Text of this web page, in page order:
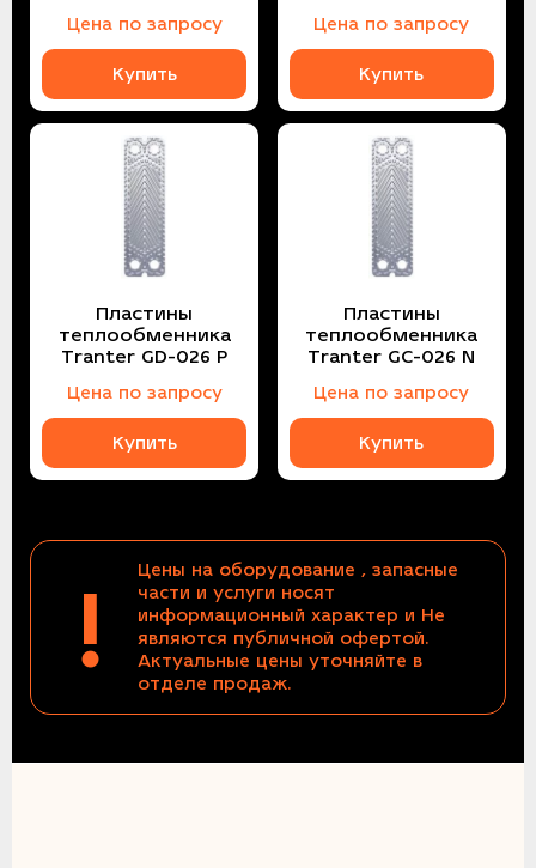
Цена по запросу
Купить
Цена по запросу
Купить
Пластины
теплообменника
Tranter GD-026 P
Цена по запросу
Купить
Пластины
теплообменника
Tranter GC-026 N
Цена по запросу
Купить
!
Цены на оборудование , запасные
части и услуги носят
информационный характер и Не
являются публичной офертой.
Актуальные цены уточняйте в
отделе продаж.